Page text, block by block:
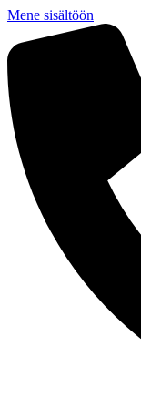
Mene sisältöön